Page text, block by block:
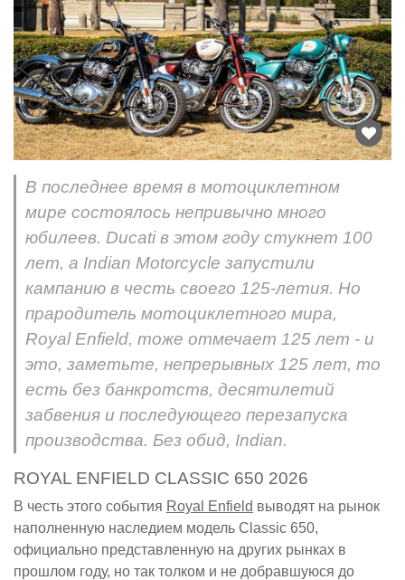
В последнее время в мотоциклетном
мире состоялось непривычно много
юбилеев. Ducati в этом году стукнет 100
лет, а Indian Motorcycle запустили
кампанию в честь своего 125-летия. Но
прародитель мотоциклетного мира,
Royal Enfield, тоже отмечает 125 лет - и
это, заметьте, непрерывных 125 лет, то
есть без банкротств, десятилетий
забвения и последующего перезапуска
производства. Без обид, Indian.
ROYAL ENFIELD CLASSIC 650 2026
В честь этого события Royal Enfield выводят на рынок
наполненную наследием модель Classic 650,
официально представленную на других рынках в
прошлом году, но так толком и не добравшуюся до